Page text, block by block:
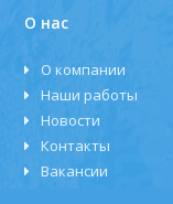
О нас
О компании
Наши работы
Новости
Контакты
Вакансии